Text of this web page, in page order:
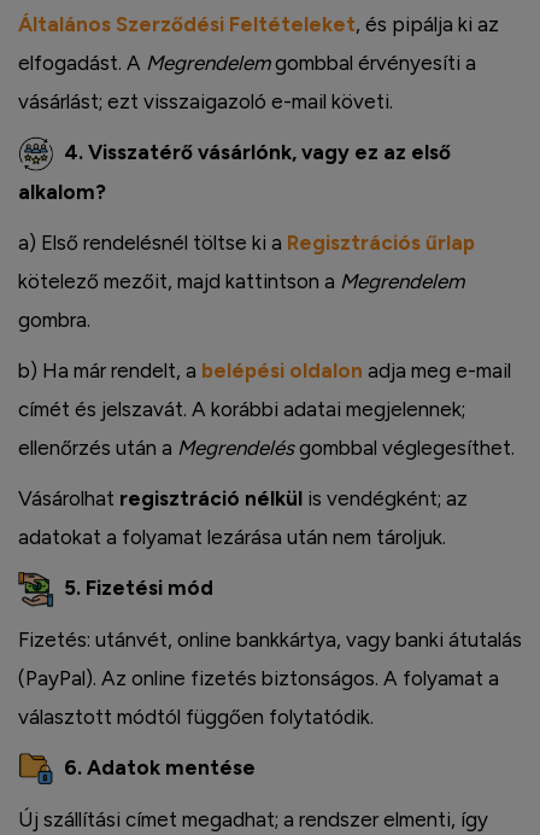
Általános Szerződési Feltételeket, és pipálja ki az
elfogadást. A Megrendelemgombbal érvényesíti a
vásárlást; ezt visszaigazoló e-mail követi.
4. Visszatérő vásárlónk, vagy ez az első
alkalom?
a) Első rendelésnél töltse ki a Regisztrációs űrlap
kötelező mezőit, majd kattintson a Megrendelem
gombra.
b) Ha már rendelt, a belépési oldalon adja meg e-mail
címét és jelszavát. A korábbi adatai megjelennek;
ellenőrzés után a Megrendelésgombbal véglegesíthet.
Vásárolhat regisztráció nélkül is vendégként; az
adatokat a folyamat lezárása után nem tároljuk.
5. Fizetési mód
Fizetés: utánvét, online bankkártya, vagy banki átutalás
(PayPal). Az online fizetés biztonságos. A folyamat a
választott módtól függően folytatódik.
6. Adatok mentése
Új szállítási címet megadhat; a rendszer elmenti, így